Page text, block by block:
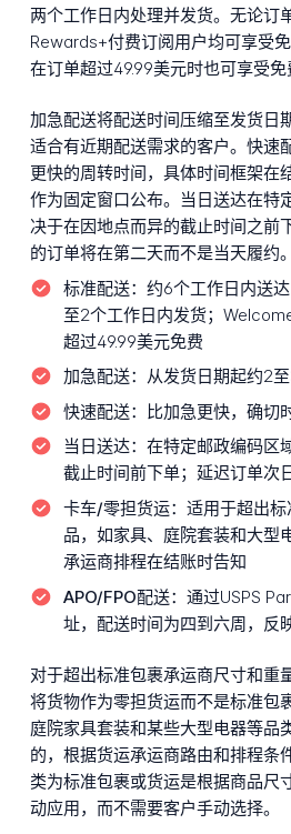
两个工作日内处理并发货。无论订
Rewards+付费订阅用户均可享受
在订单超过49.99美元时也可享受免
加急配送将配送时间压缩至发货日
适合有近期配送需求的客户。快速
更快的周转时间，具体时间框架在
作为固定窗口公布。当日送达在特
决于在因地点而异的截止时间之前
的订单将在第二天而不是当天履约。
标准配送： 约6个工作日内送
至2个工作日内发货；
超过49.99美元免费
加急配送： 从发货日期起约2
快速配送： 比加急更快，确切
当日送达： 在特定邮政编码区
截止时间前下单；延迟订单次
卡车/零担货运： 适用于超出
品，如家具、庭院套装和大型
承运商排程在结账时告知
APO/FPO配送： 通过USPS
址，配送时间为四到六周，反
对于超出标准包裹承运商尺寸和重
将货物作为零担货运而不是标准包
庭院家具套装和某些大型电器等品
的，根据货运承运商路由和排程条
类为标准包裹或货运是根据商品尺
动应用，而不需要客户手动选择。